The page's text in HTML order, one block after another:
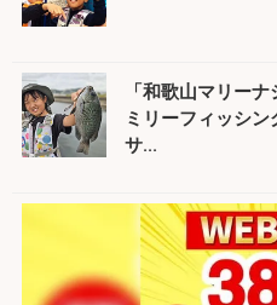
「和歌山マリー
ミリーフィッシ
サ...